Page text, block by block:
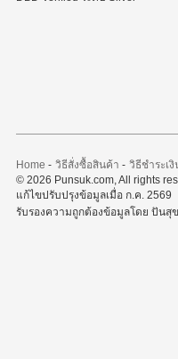
Home - วิธีสั่งซื้อสินค้า - วิธีชำระเงิ
© 2026 Punsuk.com, All rights
แก้ไขปรับปรุงข้อมูลเมื่อ ก.ค. 2569
รับรองความถูกต้องข้อมูลโดย ปันสุ